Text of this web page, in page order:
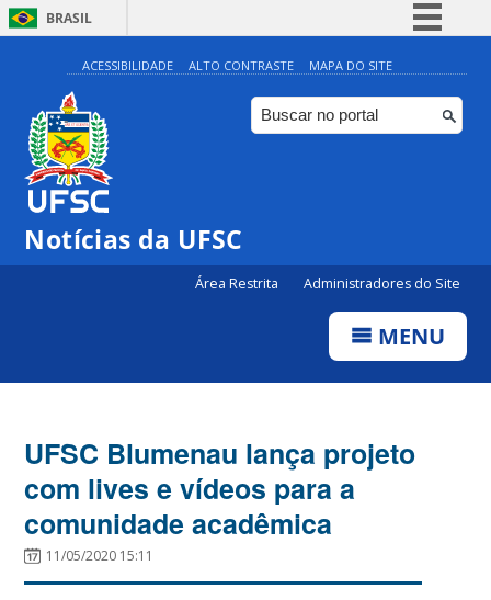
BRASIL
Simplifique!
Comunica BR
Participe
ACESSIBILIDADE ALTO CONTRASTE MAPA DO SITE
Notícias da UFSC
Área Restrita Administradores do Site
MENU
UFSC Blumenau lança projeto
com lives e vídeos para a
comunidade acadêmica
11/05/2020 15:11